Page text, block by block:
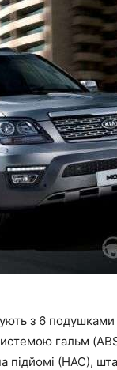
з 6
гальм
підйомі (НАС),